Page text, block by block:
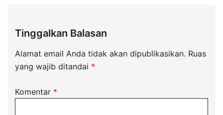
Tinggalkan Balasan
Alamat email Anda tidak akan dipublikasikan. Ruas
yang wajib ditandai *
Komentar *